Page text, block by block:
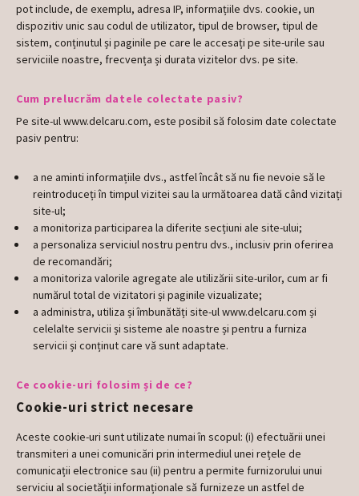
pot include, de exemplu, adresa IP, informațiile dvs. cookie, un
dispozitiv unic sau codul de utilizator, tipul de browser, tipul de
sistem, conținutul și paginile pe care le accesați pe site-urile sau
serviciile noastre, frecvența și durata vizitelor dvs. pe site.
Cum prelucrăm datele colectate pasiv?
Pe site-ul www.delcaru.com, este posibil să folosim date colectate
pasiv pentru:
a ne aminti informațiile dvs., astfel încât să nu fie nevoie să le
reintroduceți în timpul vizitei sau la următoarea dată când vizitați
site-ul;
a monitoriza participarea la diferite secțiuni ale site-ului;
a personaliza serviciul nostru pentru dvs., inclusiv prin oferirea
de recomandări;
a monitoriza valorile agregate ale utilizării site-urilor, cum ar fi
numărul total de vizitatori și paginile vizualizate;
a administra, utiliza și îmbunătăți site-ul www.delcaru.com și
celelalte servicii și sisteme ale noastre și pentru a furniza
servicii și conținut care vă sunt adaptate.
Ce cookie-uri folosim și de ce?
Cookie-uri strict necesare
Aceste cookie-uri sunt utilizate numai în scopul: (i) efectuării unei
transmiteri a unei comunicări prin intermediul unei rețele de
comunicații electronice sau (ii) pentru a permite furnizorului unui
serviciu al societății informaționale să furnizeze un astfel de